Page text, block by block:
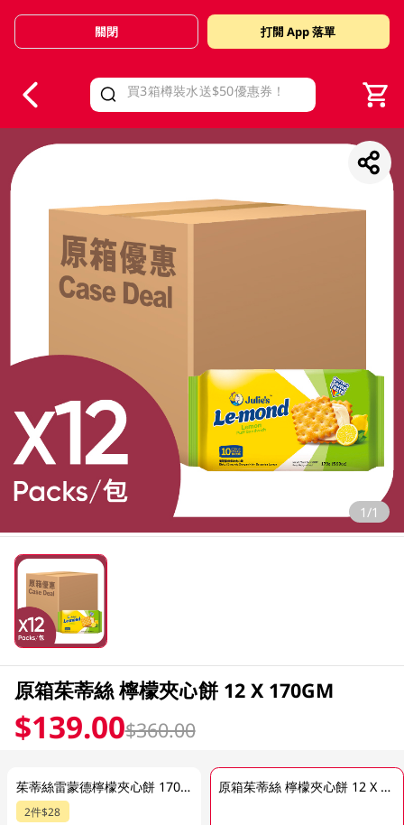
Valid Until 30 June 2026
關閉 打開 App 落單
1/1
原箱茱蒂絲 檸檬夾心餅 12 X 170GM
$139.00$360.00
茱蒂絲雷蒙德檸檬夾心餅 170GM (包裝隨機發放)
2件$28
原箱茱蒂絲 檸檬夾心餅 12 X 170GM